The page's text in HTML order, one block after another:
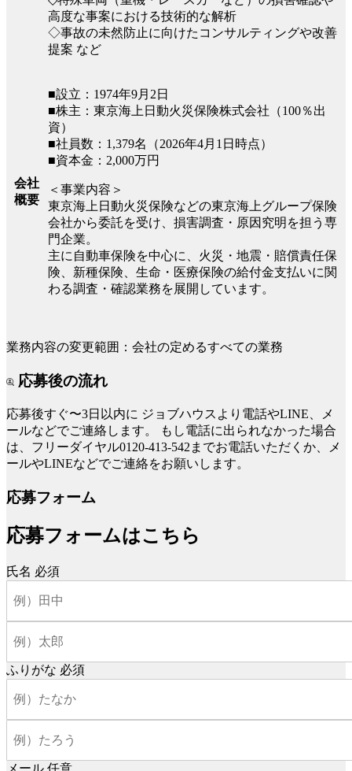
高度な事案における技術的な解析
◇事故の未然防止に向けたコンサルティングや改善
提案 など
会社
概要
■設立：1974年9月2日
■株主：東京海上日動火災保険株式会社（100％出
資）
■社員数：1,379名（2026年4月1日時点）
■資本金：2,000万円
＜事業内容＞
東京海上日動火災保険などの東京海上グループ保険
会社から委託を受け、損害調査・原因究明を担う専
門企業。
主に自動車保険を中心に、火災・地震・賠償責任保
険、新種保険、生命・医療保険の給付金支払いに関
わる調査・確認業務を展開しています。
業務内容の変更範囲：会社の定めるすべての業務
応募後の流れ
応募後すぐ〜3日以内に ジョブハウスより電話やLINE、メ
ールなどでご連絡します。
もし電話に出られなかった場合
は、フリーダイヤル0120-413-542までお電話いただくか、メ
ールやLINEなどでご連絡をお願いします。
応募フォーム
応募フォームはこちら
氏名 必須
ふりがな 必須